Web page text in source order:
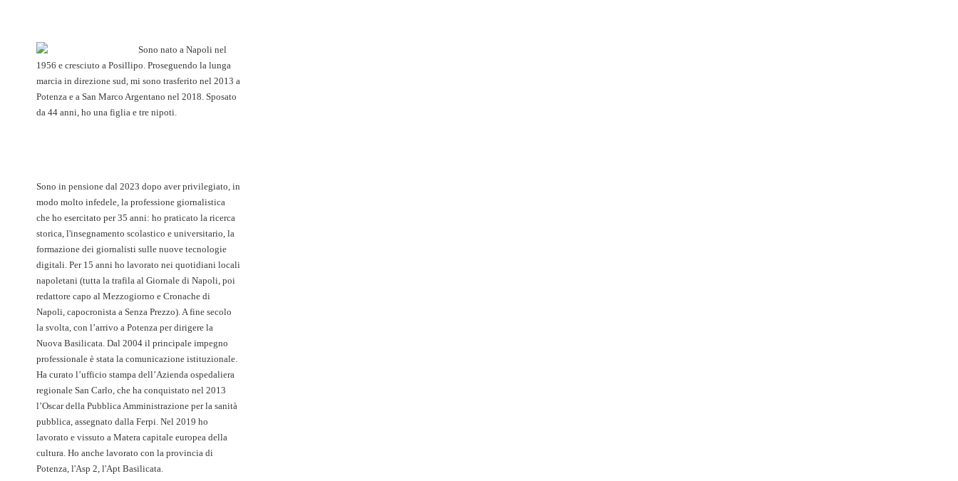
Sono nato a Napoli nel
1956 e cresciuto a Posillipo. Proseguendo la lunga
marcia in direzione sud, mi sono trasferito nel 2013 a
Potenza e a San Marco Argentano nel 2018. Sposato
da 44 anni, ho una figlia e tre nipoti.
Sono in pensione dal 2023 dopo aver privilegiato, in
modo molto infedele, la professione giornalistica
che ho esercitato per 35 anni: ho praticato la ricerca
storica, l'insegnamento scolastico e universitario, la
formazione dei giornalisti sulle nuove tecnologie
digitali. Per 15 anni ho lavorato nei quotidiani locali
napoletani (tutta la trafila al Giornale di Napoli, poi
redattore capo al Mezzogiorno e Cronache di
Napoli, capocronista a Senza Prezzo). A fine secolo
la svolta, con l’arrivo a Potenza per dirigere la
Nuova Basilicata. Dal 2004 il principale impegno
professionale è stata la comunicazione istituzionale.
Ha curato l’ufficio stampa dell’Azienda ospedaliera
regionale San Carlo, che ha conquistato nel 2013
l’Oscar della Pubblica Amministrazione per la sanità
pubblica, assegnato dalla Ferpi. Nel 2019 ho
lavorato e vissuto a Matera capitale europea della
cultura. Ho anche lavorato con la provincia di
Potenza, l'Asp 2, l'Apt Basilicata.